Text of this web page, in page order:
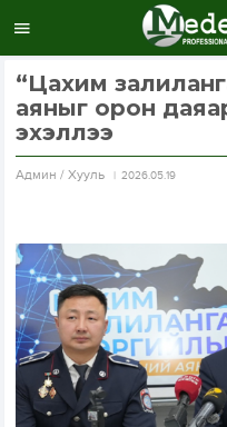
“Цахим
аяныг орон
эхэллээ
Aдмин / Хууль 2026.05.19